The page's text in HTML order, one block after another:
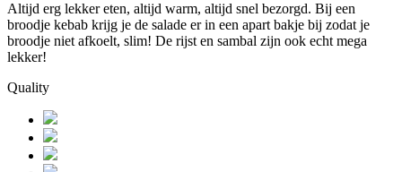
Altijd erg lekker eten, altijd warm, altijd snel bezorgd. Bij een
broodje kebab krijg je de salade er in een apart bakje bij zodat je
broodje niet afkoelt, slim! De rijst en sambal zijn ook echt mega
lekker!
Quality